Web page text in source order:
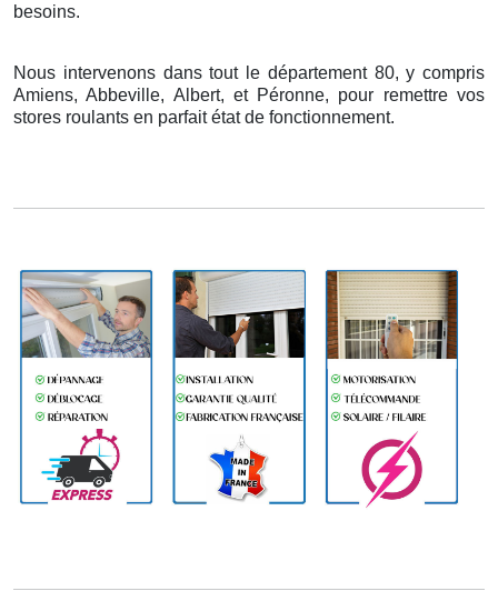
besoins.
Nous intervenons dans tout le département 80, y compris
Amiens, Abbeville, Albert, et Péronne, pour remettre vos
stores roulants en parfait état de fonctionnement.